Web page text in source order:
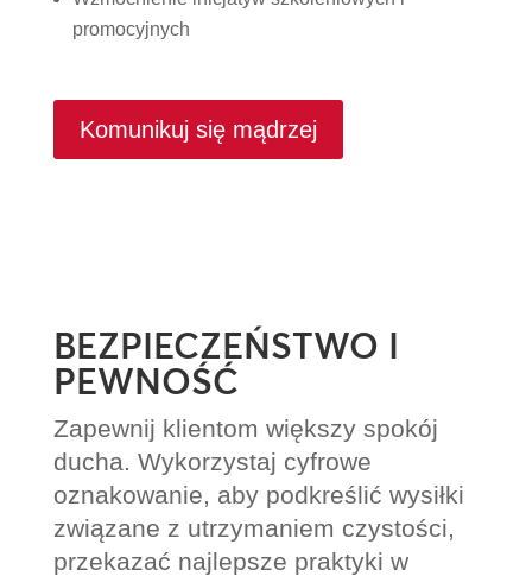
promocyjnych
Komunikuj się mądrzej
BEZPIECZEŃSTWO I
PEWNOŚĆ
Zapewnij klientom większy spokój
ducha. Wykorzystaj cyfrowe
oznakowanie, aby podkreślić wysiłki
związane z utrzymaniem czystości,
przekazać najlepsze praktyki w